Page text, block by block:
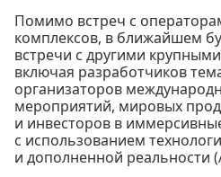
Помимо встреч с
комплексов, в ближайшем
встречи с другими
включая разработчиков
организаторов
мероприятий, мировых
и инвесторов в
с использованием
и дополненной реальности